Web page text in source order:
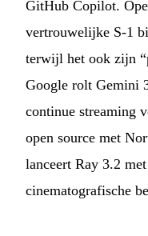
GitHub Copilot.
vertrouwelijke S-1
terwijl het ook zijn
Google rolt Gemini
continue streaming
open source met
lanceert Ray 3.2
cinematografische